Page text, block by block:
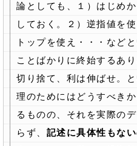
論としても、１）はじめ
しておく。２）逆指値を
トップを使え・・・など
ことばかりに終始するあ
切り捨て、利は伸ばせ。
理のためにはどうすべき
るものの、それを実際の
らず、 記述に具体性もな